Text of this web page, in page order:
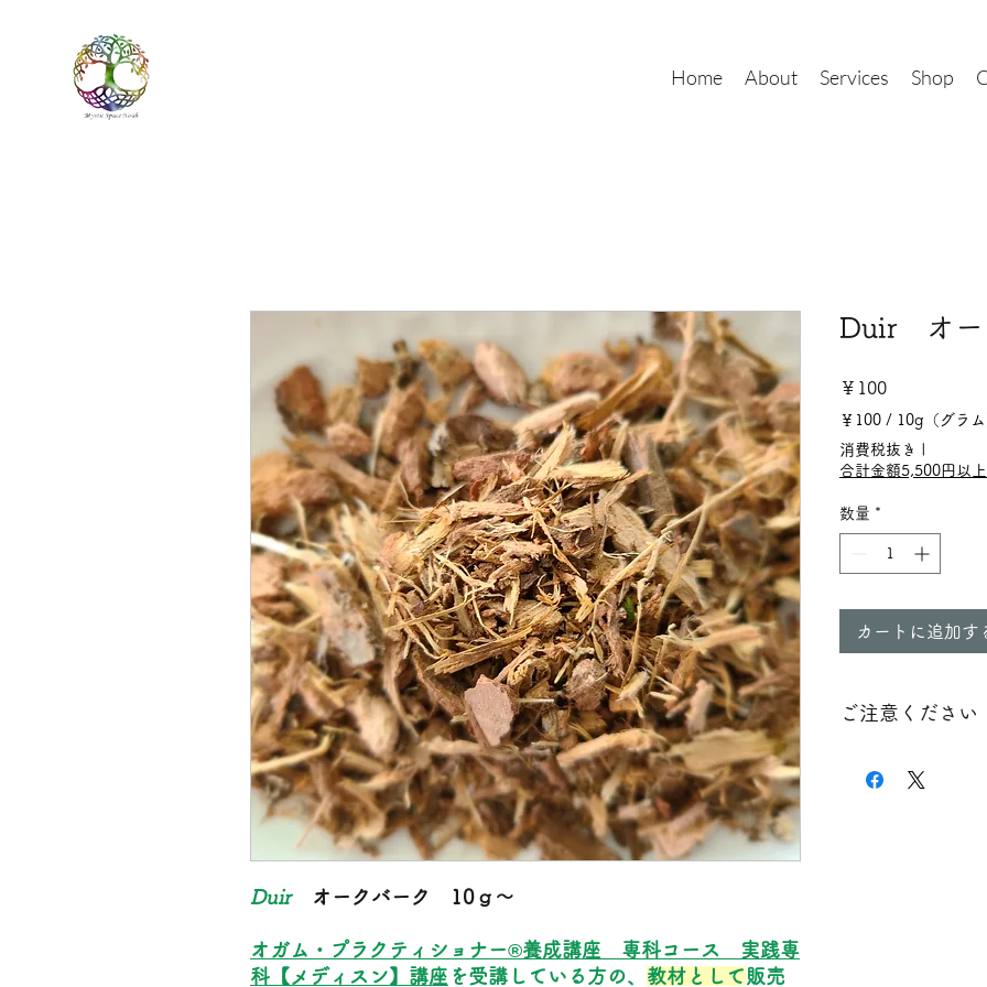
Home About Services Shop
Duir オークバーク 10ｇ～
オガム・プラクティショナー®養成講座 専科コース 実践専
科【メディスン】講座 を受講している方の、 教材として 販売
Duir オー
￥100価
格
￥100 / 10g（グラム
10g
ご
と
に
￥100
消費税抜き
合計金額5,500円以
数量 *
カートに追加す
ご注意ください
る目的で活用するこ